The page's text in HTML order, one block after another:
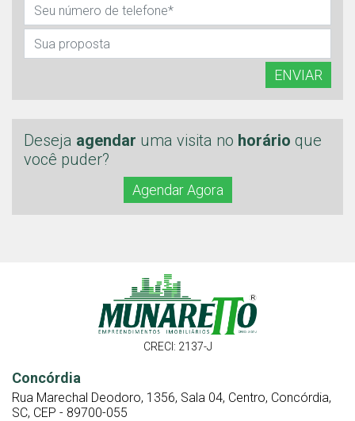
ENVIAR
Deseja agendar uma visita no horário que
você puder?
Agendar Agora
CRECI: 2137-J
Concórdia
Rua Marechal Deodoro, 1356, Sala 04, Centro, Concórdia,
SC, CEP - 89700-055